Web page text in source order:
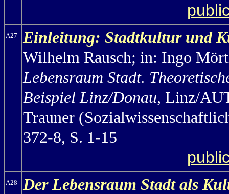
A27
Einleitung: Stadtkultur und
Wilhelm Rausch; in: Ingo
Lebensraum Stadt.
Beispiel Linz/Donau, Linz/
Trauner
372-8, S. 1-15
A28
Der Lebensraum Stadt als